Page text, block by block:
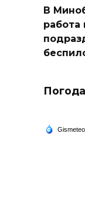
В
работа
Погода